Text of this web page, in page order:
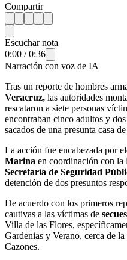
Compartir
Escuchar nota
0:00 /0:36
Narración con voz de IA
Tras un reporte de hombres
Veracruz, las autoridades
rescataron a siete personas
encontraban cinco adultos y
sacados de una presunta casa
La acción fue encabezada por
Marina en coordinación con la
Secretaría de Seguridad
detención de dos presuntos
De acuerdo con los primeros
cautivas a las víctimas de
Villa de las Flores,
Gardenias y Verano, cerca de
Cazones.